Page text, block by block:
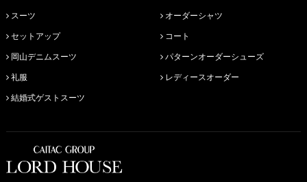
スーツ
セットアップ
岡山デニムスーツ
礼服
結婚式ゲストスーツ
オーダーシャツ
コート
パターンオーダーシューズ
レディースオーダー